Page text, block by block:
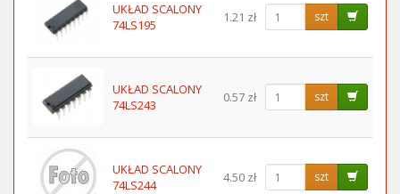
UKŁAD SCALONY
74LS195
1.21 zł szt
UKŁAD SCALONY
74LS243
0.57 zł szt
UKŁAD SCALONY
74LS244
4.50 zł szt